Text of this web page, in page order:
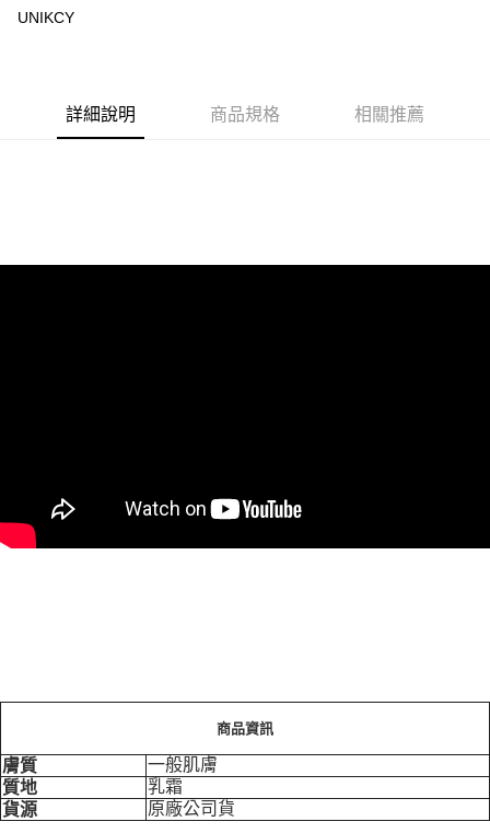
Google Pay
7-11取貨付款［需3-5個工作天不含預購商品］
每筆NT$70，滿NT$499(含以上)免運費
UNIKCY
詳細說明 商品規格 相關推薦
商品資訊
膚質
一般肌膚
質地
乳霜
貨源
原廠公司貨